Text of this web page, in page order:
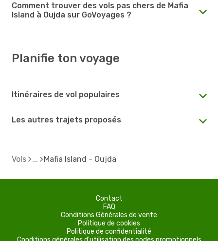
Comment trouver des vols pas chers de Mafia
Island à Oujda sur GoVoyages ?
Planifie ton voyage
Itinéraires de vol populaires
Les autres trajets proposés
Vols Mafia Island - Oujda
Contact
FAQ
Conditions Générales de vente
Politique de cookies
Politique de confidentialité